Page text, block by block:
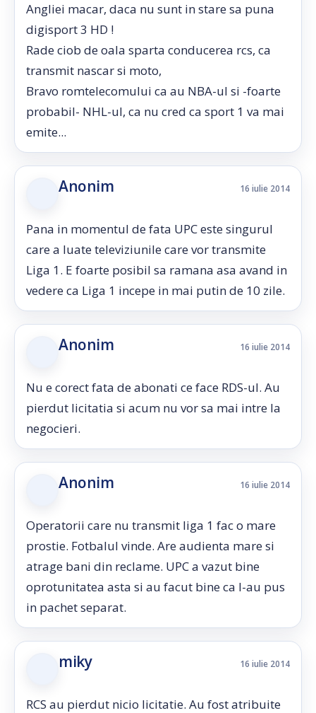
Angliei macar, daca nu sunt in stare sa puna
digisport 3 HD !
Rade ciob de oala sparta conducerea rcs, ca
transmit nascar si moto,
Bravo romtelecomului ca au NBA-ul si -foarte
probabil- NHL-ul, ca nu cred ca sport 1 va mai
emite...
Anonim 16 iulie 2014
Pana in momentul de fata UPC este singurul
care a luate televiziunile care vor transmite
Liga 1. E foarte posibil sa ramana asa avand in
vedere ca Liga 1 incepe in mai putin de 10 zile.
Anonim 16 iulie 2014
Nu e corect fata de abonati ce face RDS-ul. Au
pierdut licitatia si acum nu vor sa mai intre la
negocieri.
Anonim 16 iulie 2014
Operatorii care nu transmit liga 1 fac o mare
prostie. Fotbalul vinde. Are audienta mare si
atrage bani din reclame. UPC a vazut bine
oprotunitatea asta si au facut bine ca l-au pus
in pachet separat.
miky 16 iulie 2014
RCS au pierdut nicio licitatie. Au fost atribuite